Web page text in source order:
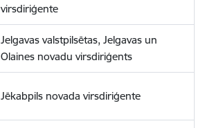
virsdiriģente
Jelgavas valstpilsētas, Jelgavas un
Olaines novadu virsdiriģents
Jēkabpils novada virsdiriģente